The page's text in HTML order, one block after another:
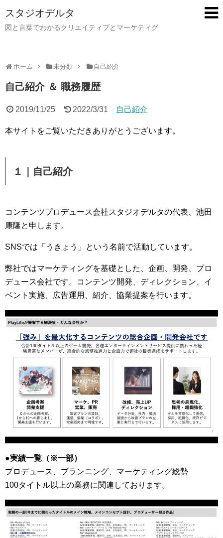
スタジオデルタ
図と言葉でわかるクリエイティブとマーケティグ
ホーム 未分類 自己紹介
自己紹介 ＆ 職務履歴
2019/11/25 2022/3/31 自己紹介
本サイトをご覧いただきありがとうございます。
１｜自己紹介
コンテンツプロデュース会社スタジオデルタの代表、池田
康隆と申します。
SNSでは「うきょう」という名前で活動しています。
弊社ではマーケティングを基礎とした、企画、開発、プロ
デュース会社です。コンテンツ開発、ディレクション、イ
ベント実施、広告運用、紹介、協業提案を行います。
●実績一覧（※一部）
プロデュース、プランニング、マーケティング総勢
100タイトル以上の業務に関連しております。